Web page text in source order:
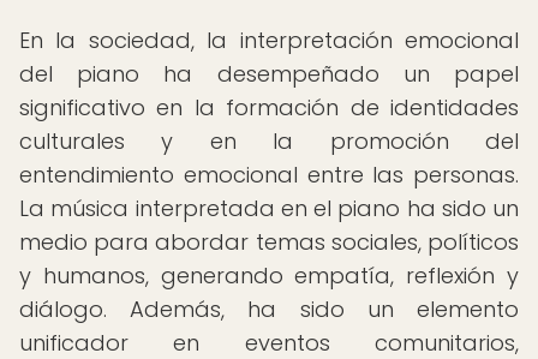
En la sociedad, la interpretación emocional
del piano ha desempeñado un papel
significativo en la formación de identidades
culturales y en la promoción del
entendimiento emocional entre las personas.
La música interpretada en el piano ha sido un
medio para abordar temas sociales, políticos
y humanos, generando empatía, reflexión y
diálogo. Además, ha sido un elemento
unificador en eventos comunitarios,